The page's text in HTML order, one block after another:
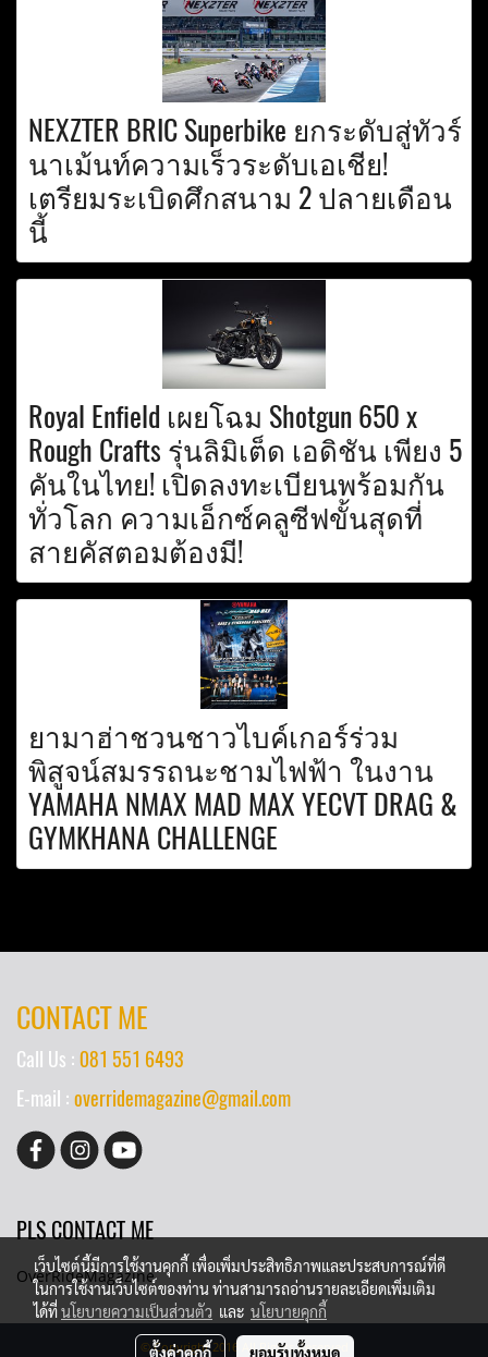
NEXZTER BRIC Superbike ยกระดับสู่ทัวร์
นาเม้นท์ความเร็วระดับเอเชีย!
เตรียมระเบิดศึกสนาม 2 ปลายเดือน
นี้
Royal Enfield เผยโฉม Shotgun 650 x
Rough Crafts รุ่นลิมิเต็ด เอดิชัน เพียง 5
คันในไทย! เปิดลงทะเบียนพร้อมกัน
ทั่วโลก ความเอ็กซ์คลูซีฟขั้นสุดที่
สายคัสตอมต้องมี!
ยามาฮ่าชวนชาวไบค์เกอร์ร่วม
พิสูจน์สมรรถนะชามไฟฟ้า ในงาน
YAMAHA NMAX MAD MAX YECVT DRAG &
GYMKHANA CHALLENGE
CONTACT ME
Call Us : 081 551 6493
E-mail : overridemagazine@gmail.com
PLS CONTACT ME
OverRideMagazine
© Copyright 2016 All Rights Reserved
เว็บไซต์นี้มีการใช้งานคุกกี้ เพื่อเพิ่มประสิทธิภาพและประสบการณ์ที่ดี
ในการใช้งานเว็บไซต์ของท่าน ท่านสามารถอ่านรายละเอียดเพิ่มเติม
ได้ที่นโยบายความเป็นส่วนตัว และ นโยบายคุกกี้
ตั้งค่าคุกกี้ ยอมรับทั้งหมด